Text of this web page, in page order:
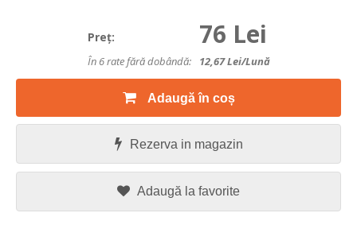
Preţ: 76 Lei
În 6 rate fără dobândă: 12,67Lei/lună
Adaugă în coș
Rezerva in magazin
Adaugă la favorite